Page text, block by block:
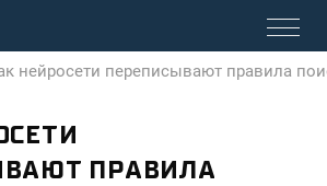
нейросети переписывают правила
ПРАВИЛА